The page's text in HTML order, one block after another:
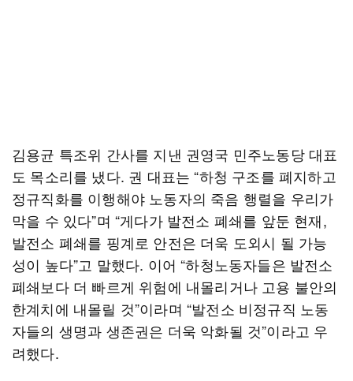
김용균 특조위 간사를 지낸 권영국 민주노동당 대표
도 목소리를 냈다. 권 대표는 “하청 구조를 폐지하고
정규직화를 이행해야 노동자의 죽음 행렬을 우리가
막을 수 있다”며 “게다가 발전소 폐쇄를 앞둔 현재,
발전소 폐쇄를 핑계로 안전은 더욱 도외시 될 가능
성이 높다”고 말했다. 이어 “하청노동자들은 발전소
폐쇄보다 더 빠르게 위험에 내몰리거나 고용 불안의
한계치에 내몰릴 것”이라며 “발전소 비정규직 노동
자들의 생명과 생존권은 더욱 악화될 것”이라고 우
려했다.